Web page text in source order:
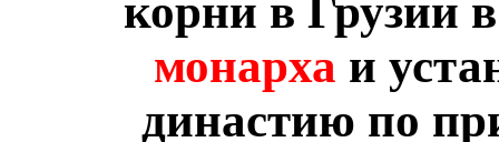
корни в Грузии
монарха и
династию по